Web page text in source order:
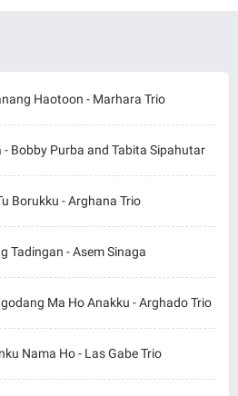
Haotoon - Marhara Trio
- Bobby Purba and Tabita Sipahutar
Borukku - Arghana Trio
Tadingan - Asem Sinaga
Ma Ho Anakku - Arghado Trio
Nama Ho - Las Gabe Trio